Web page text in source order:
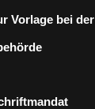
Vorlage bei der